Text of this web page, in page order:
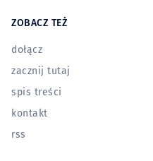
ZOBACZ TEŻ
dołącz
zacznij tutaj
spis treści
kontakt
rss